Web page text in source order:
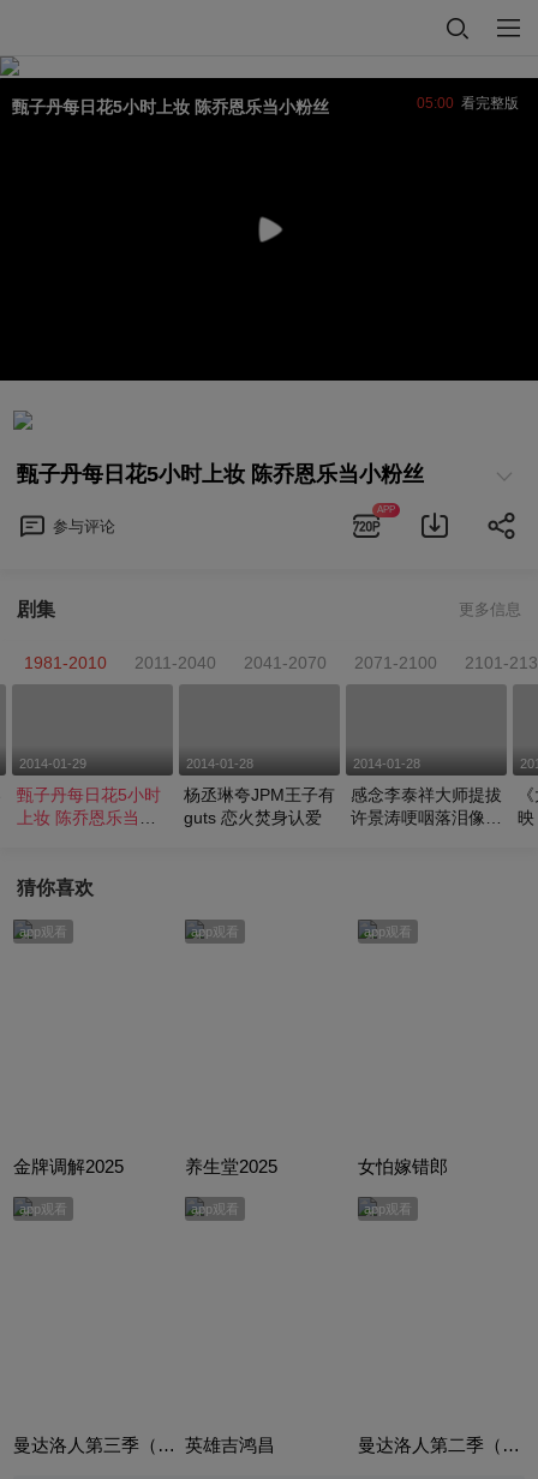
甄子丹每日花5小时上妆 陈乔恩乐当小粉丝 05:00 看完整版
甄子丹每日花5小时上妆 陈乔恩乐当小粉丝
参与评论
APP
剧集 更多信息
1981-2010 2011-2040 2041-2070 2071-2100 2101-
2014-01-29
甄子丹每日花5小时
上妆 陈乔恩乐当小
2014-01-28
杨丞琳夸JPM王子有
guts 恋火焚身认爱
2014-01-28
感念李泰祥大师提拔
许景涛哽咽落泪像送
映
猜你喜欢
app观看
金牌调解2025
app观看
养生堂2025
app观看
女怕嫁错郎
app观看
曼达洛人第三季（The Mandalorian Season 3）
app观看
英雄吉鸿昌
app观看
曼达洛人第二季（The Mandalorian Season 2）